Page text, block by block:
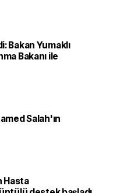
Bakan Yumaklı
Bakanı ile
Salah'ın
Hasta